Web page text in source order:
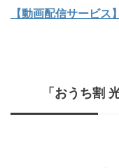
【動画配信サービス】
「おうち割